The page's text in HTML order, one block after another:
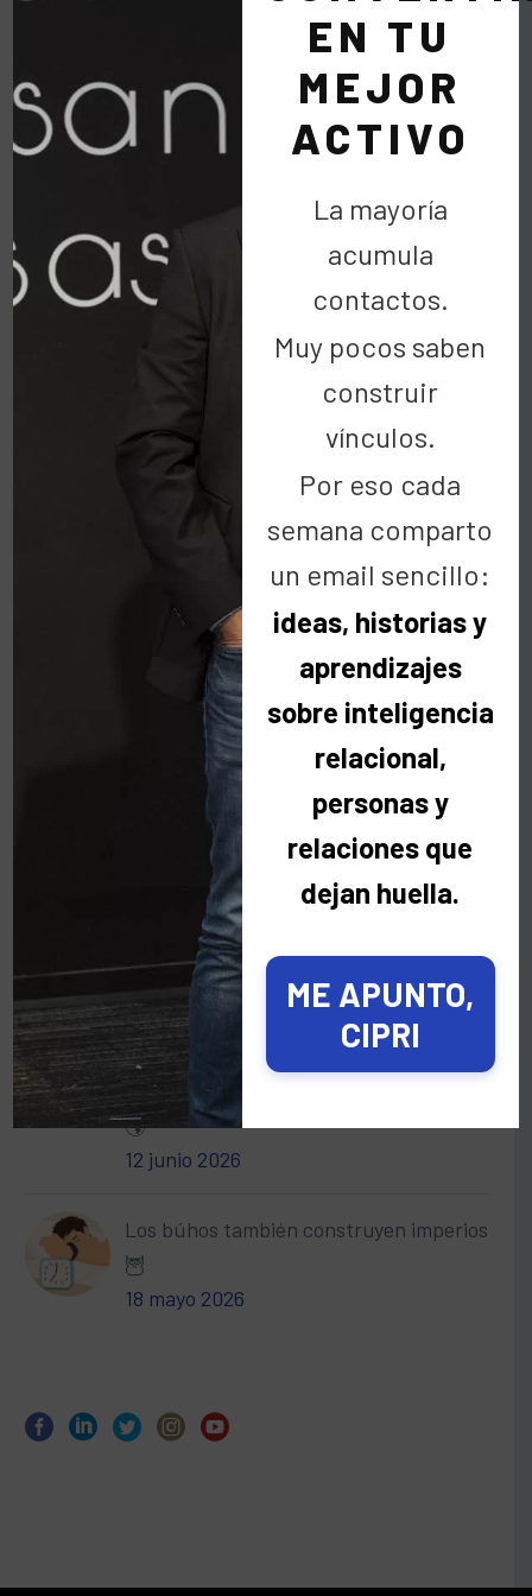
#NocheDeGala alguna vez hay que ponerse
pajarita ja ja ja. En el 30 Aniversario de Air Europa
y el estreno…
No quiero que me recuerdes mañana.
Quiero acordarme de ti hoy ☀️
3 agosto 2026
Hay personas que viven a miles de
kilómetros y, aun así, las sentimos cerca
🌎
12 junio 2026
Los búhos también construyen imperios
🦉
18 mayo 2026
EN TU
MEJOR
ACTIVO
La mayoría
acumula
contactos.
Muy pocos saben
construir
vínculos.
Por eso cada
semana comparto
un email sencillo:
ideas, historias y
aprendizajes
sobre inteligencia
relacional,
personas y
relaciones que
dejan huella.
ME APUNTO,
CIPRI